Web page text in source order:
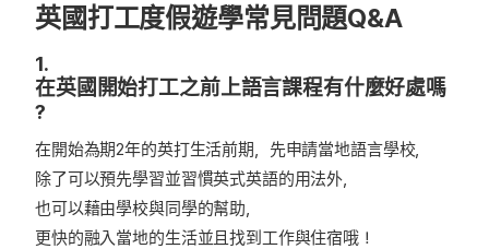
英國打工度假遊學常見問題Q&A
1.
在英國開始打工之前上語言課程有什麼好處嗎
?
在開始為期2年的英打生活前期，先申請當地語言學校，
除了可以預先學習並習慣英式英語的用法外，
也可以藉由學校與同學的幫助，
更快的融入當地的生活並且找到工作與住宿哦！